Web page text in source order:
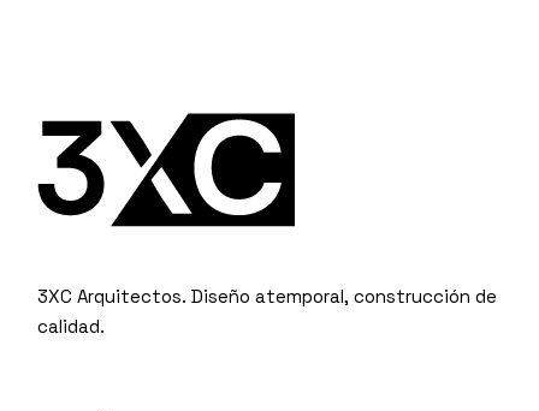
3XC Arquitectos. Diseño atemporal, construcción de
calidad.